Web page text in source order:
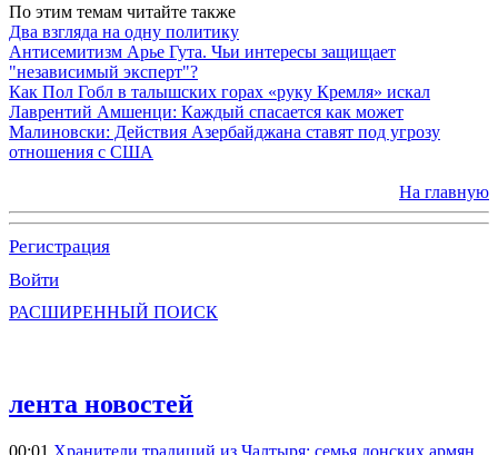
По этим темам читайте также
Два взгляда на одну политику
Антисемитизм Арье Гута. Чьи интересы защищает
"независимый эксперт"?
Как Пол Гобл в талышских горах «руку Кремля» искал
Лаврентий Амшенци: Каждый спасается как может
Малиновски: Действия Азербайджана ставят под угрозу
отношения с США
На главную
Регистрация
Войти
РАСШИРЕННЫЙ ПОИСК
лента новостей
00:01 Хранители традиций из Чалтыря: семья донских армян